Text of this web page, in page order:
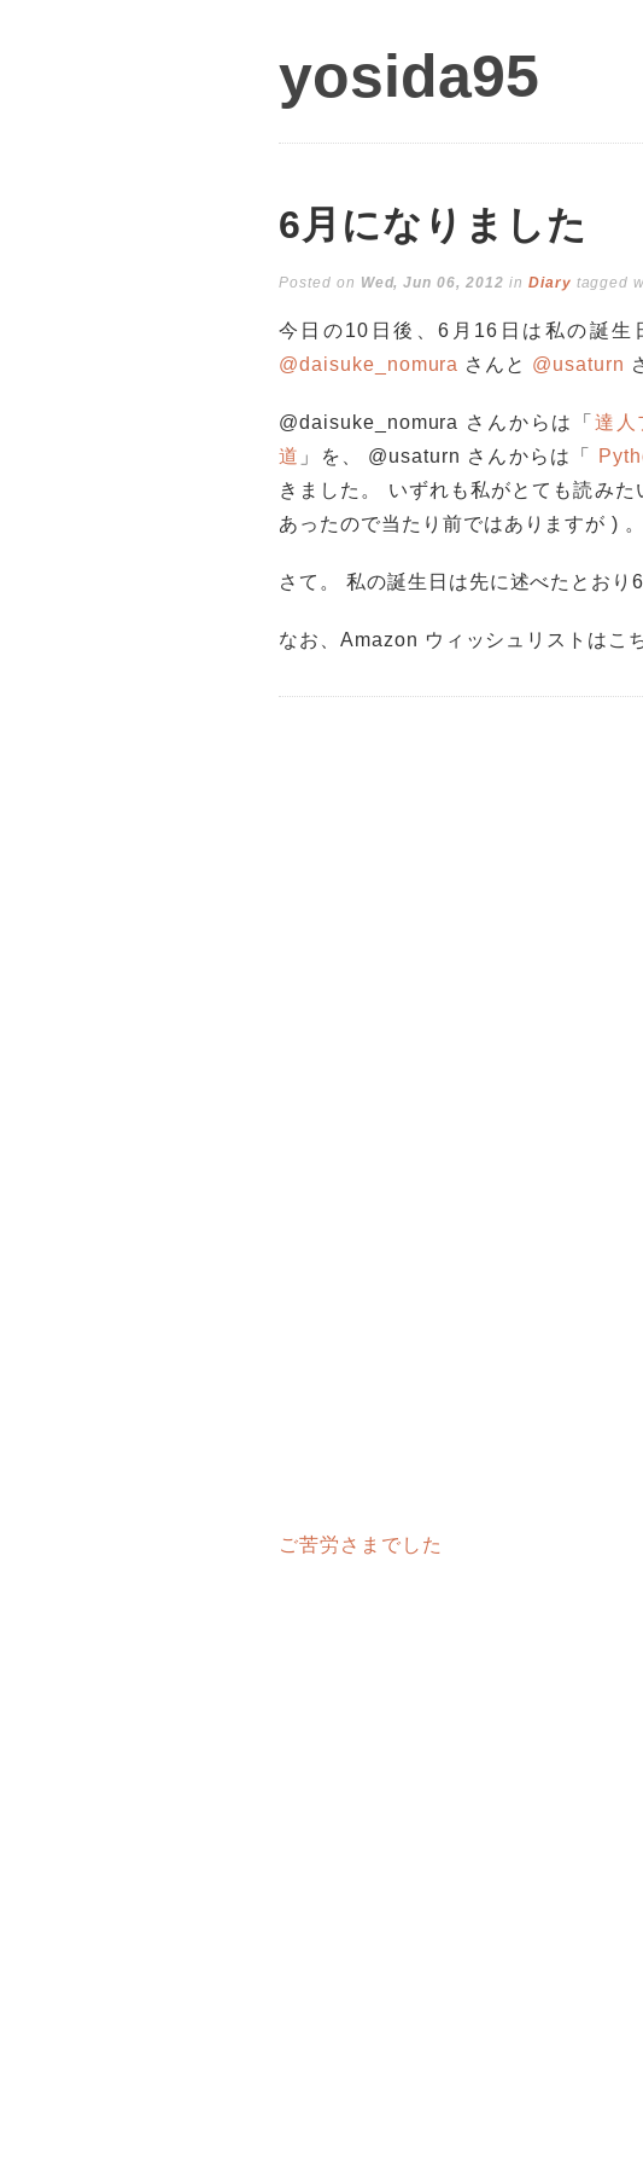
yosida95
6月になりました
Posted on Wed, Jun 06, 2012 in Diary tagged
今日の10日後、6月16日は私の誕生
@daisuke_nomura さんと @usaturn
@daisuke_nomura さんからは「 達人
道 」を、 @usaturn さんからは「
きました。 いずれも私がとても読み
あったので当たり前ではありますが )
さて。 私の誕生日は先に述べたとおり
なお、Amazon ウィッシュリストはこ
ご苦労さまでした